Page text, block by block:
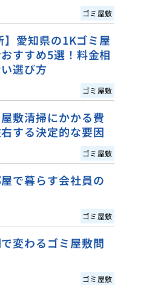
ゴミ屋敷
】愛知県の1Kゴミ屋
すすめ5選！料金相
選び方
ゴミ屋敷
敷清掃にかかる費
する決定的な要因
ゴミ屋敷
で暮らす会社員の
ゴミ屋敷
変わるゴミ屋敷問
ゴミ屋敷